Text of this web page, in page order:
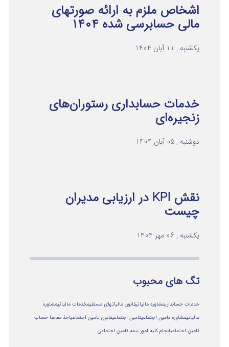
اشخاص ملزم به ارائه صورتهای
مالی حسابرسی شده ۱۴۰۴
یکشنبه , 11 آبان 1404
خدمات حسابداری رستوران‌های
زنجیره‌ای
دوشنبه , 05 آبان 1404
نقش KPI در ارزیابی مدیران
چیست
یکشنبه , 06 مهر 1404
تگ های محبوب
خدمات حسابداریمشاوره مالیاتیقانون مالیاتهای مستقیمخدمات مالیاتیمشاوره
مالياتيمشاوره تامین اجتماعیتامین اجتماعیقانون تامین اجتماعیاخذ مفاصا حساب
تامین اجتماعیانجام کلیه امور بیمه تامین اجتماعی